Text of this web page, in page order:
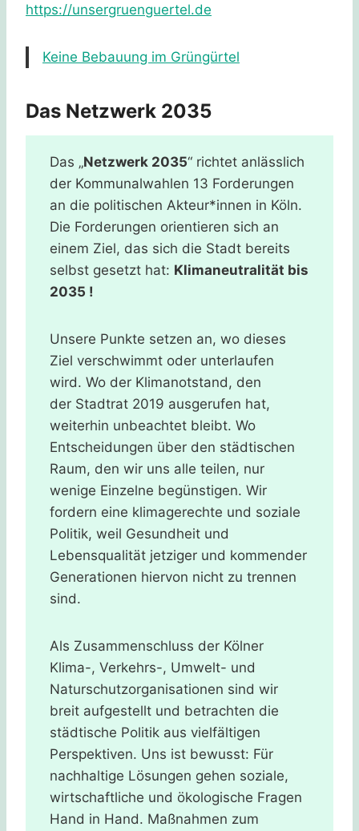
https://unsergruenguertel.de
Keine Bebauung im Grüngürtel
Das Netzwerk 2035
Das „Netzwerk 2035“ richtet anlässlich
der Kommunalwahlen 13 Forderungen
an die politischen Akteur*innen in Köln.
Die Forderungen orientieren sich an
einem Ziel, das sich die Stadt bereits
selbst gesetzt hat: Klimaneutralität bis
2035 !
Unsere Punkte setzen an, wo dieses
Ziel verschwimmt oder unterlaufen
wird. Wo der Klimanotstand, den
der Stadtrat 2019 ausgerufen hat,
weiterhin unbeachtet bleibt. Wo
Entscheidungen über den städtischen
Raum, den wir uns alle teilen, nur
wenige Einzelne begünstigen. Wir
fordern eine klimagerechte und soziale
Politik, weil Gesundheit und
Lebensqualität jetziger und kommender
Generationen hiervon nicht zu trennen
sind.
Als Zusammenschluss der Kölner
Klima-, Verkehrs-, Umwelt- und
Naturschutzorganisationen sind wir
breit aufgestellt und betrachten die
städtische Politik aus vielfältigen
Perspektiven. Uns ist bewusst: Für
nachhaltige Lösungen gehen soziale,
wirtschaftliche und ökologische Fragen
Hand in Hand. Maßnahmen zum